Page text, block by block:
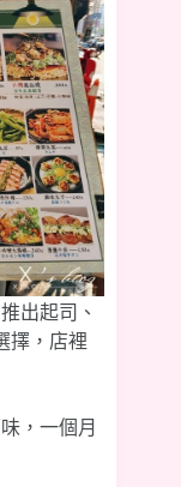
出起司、
擇，店裡
，一個月